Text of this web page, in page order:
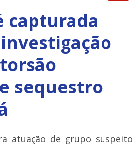
capturada
sequestro
atuação de grupo suspeito